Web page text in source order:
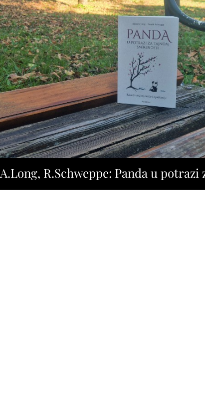
A.Long, R.Schweppe: Panda u